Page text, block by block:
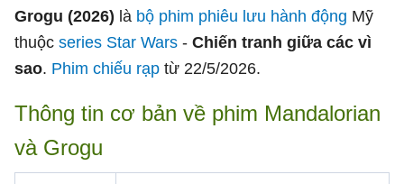
Grogu (2026) là bộ phim phiêu lưu hành động Mỹ
thuộc series Star Wars - Chiến tranh giữa các vì
sao. Phim chiếu rạp từ 22/5/2026.
Thông tin cơ bản về phim Mandalorian
và Grogu